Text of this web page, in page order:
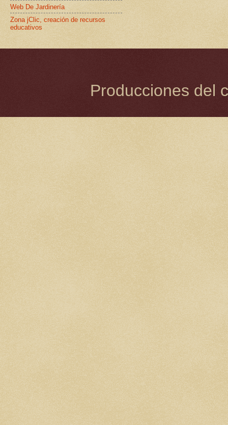
Web De Jardinería
Zona jClic, creación de recursos
educativos
Producciones del